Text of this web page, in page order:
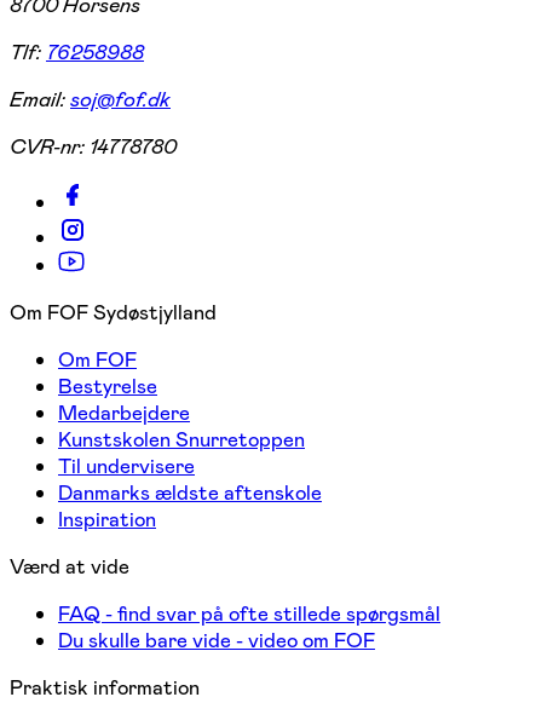
8700 Horsens
Tlf: 76258988
Email:soj@fof.dk
CVR-nr: 14778780
Om FOF Sydøstjylland
Om FOF
Bestyrelse
Medarbejdere
Kunstskolen Snurretoppen
Til undervisere
Danmarks ældste aftenskole
Inspiration
Værd at vide
FAQ - find svar på ofte stillede spørgsmål
Du skulle bare vide - video om FOF
Praktisk information